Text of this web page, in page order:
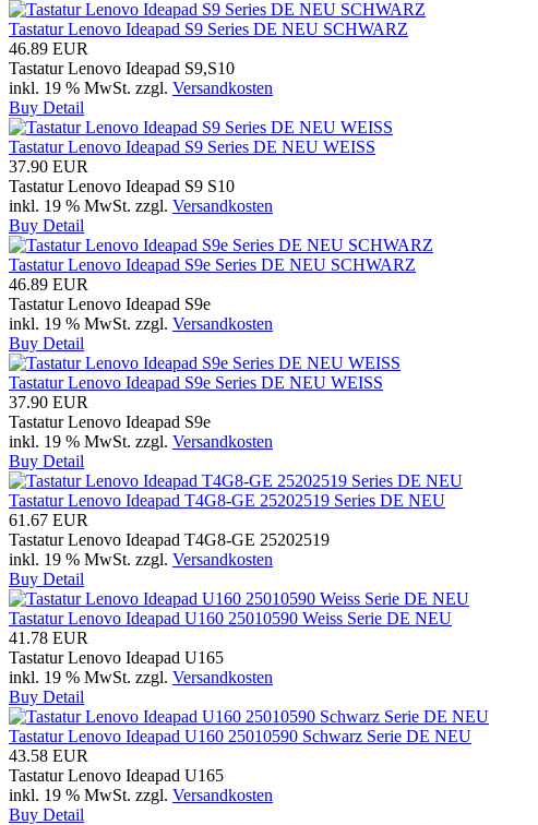
Tastatur Lenovo Ideapad S9 Series DE NEU SCHWARZ
46.89 EUR
Tastatur Lenovo Ideapad S9,S10
inkl. 19 % MwSt. zzgl. Versandkosten
Buy Detail
Tastatur Lenovo Ideapad S9 Series DE NEU WEISS
37.90 EUR
Tastatur Lenovo Ideapad S9 S10
inkl. 19 % MwSt. zzgl. Versandkosten
Buy Detail
Tastatur Lenovo Ideapad S9e Series DE NEU SCHWARZ
46.89 EUR
Tastatur Lenovo Ideapad S9e
inkl. 19 % MwSt. zzgl. Versandkosten
Buy Detail
Tastatur Lenovo Ideapad S9e Series DE NEU WEISS
37.90 EUR
Tastatur Lenovo Ideapad S9e
inkl. 19 % MwSt. zzgl. Versandkosten
Buy Detail
Tastatur Lenovo Ideapad T4G8-GE 25202519 Series DE NEU
61.67 EUR
Tastatur Lenovo Ideapad T4G8-GE 25202519
inkl. 19 % MwSt. zzgl. Versandkosten
Buy Detail
Tastatur Lenovo Ideapad U160 25010590 Weiss Serie DE NEU
41.78 EUR
Tastatur Lenovo Ideapad U165
inkl. 19 % MwSt. zzgl. Versandkosten
Buy Detail
Tastatur Lenovo Ideapad U160 25010590 Schwarz Serie DE NEU
43.58 EUR
Tastatur Lenovo Ideapad U165
inkl. 19 % MwSt. zzgl. Versandkosten
Buy Detail